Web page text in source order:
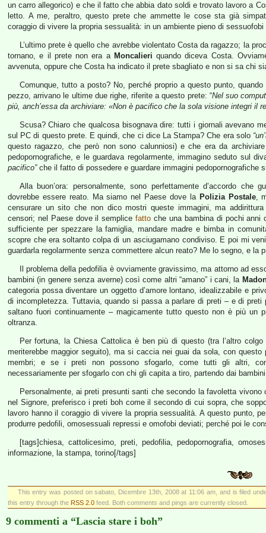
un carro allegorico) e che il fatto che abbia dato soldi e trovato lavoro a
letto. A me, peraltro, questo prete che ammette le cose sta già
coraggio di vivere la propria sessualità: in un ambiente pieno di
L’ultimo prete è quello che avrebbe violentato Costa da ragazzo; la
tornano, e il prete non era a Moncalieri quando diceva Costa.
avvenuta, oppure che Costa ha indicato il prete sbagliato e non si sa chi
Comunque, tutto a posto? No, perché proprio a questo punto,
pezzo, arrivano le ultime due righe, riferite a questo prete: “Nel suo
più, anch’essa da archiviare: «Non è pacifico che la sola visione integri il
Scusa? Chiaro che qualcosa bisognava dire: tutti i giornali avevano
sul PC di questo prete. E quindi, che ci dice La Stampa? Che era solo
questo ragazzo, che però non sono calunniosi) e che era da
pedopornografiche, e le guardava regolarmente, immagino seduto sul
pacifico”che il fatto di possedere e guardare immagini pedopornografiche
Alla buon’ora: personalmente, sono perfettamente d’accordo
dovrebbe essere reato. Ma siamo nel Paese dove la Polizia Postale,
censurare un sito che non dico mostri queste immagini, ma
censori; nel Paese dove il semplicefatto che una bambina di pochi anni
sufficiente per spezzare la famiglia, mandare madre e bimba in
scopre che era soltanto colpa di un asciugamano condiviso. E poi mi
guardarla regolarmente senza commettere alcun reato? Me lo segno, e la
Il problema della pedofilia è ovviamente gravissimo, ma attorno ad
bambini (in genere senza averne) così come altri “amano” i cani, la
categoria possa diventare un oggetto d’amore lontano, idealizzabile e
di incompletezza. Tuttavia, quando si passa a parlare di preti – e di
saltano fuori continuamente – magicamente tutto questo non è più un
oltranza.
Per fortuna, la Chiesa Cattolica è ben più di questo (tra l’altro
meriterebbe maggior seguito), ma si caccia nei guai da sola, con questo
membri; e se i preti non possono sfogarlo, come tutti gli altri,
necessariamente per sfogarlo con chi gli capita a tiro, partendo dai bambini
Personalmente, ai preti presunti santi che secondo la favoletta
nel Signore, preferisco i preti boh come il secondo di cui sopra, che
lavoro hanno il coraggio di vivere la propria sessualità. A questo punto,
produrre pedofili, omosessuali repressi e omofobi deviati; perché poi le
[tags]chiesa, cattolicesimo, preti, pedofilia, pedopornografia,
informazione, la stampa, torino[/tags]
This entry was posted on sabato, Dicembre 13th, 2008 at 11:06 am, and is filed
this entry through the RSS 2.0 feed. Both comments and pings are currently closed.
9 commenti a “Lascia stare i boh”